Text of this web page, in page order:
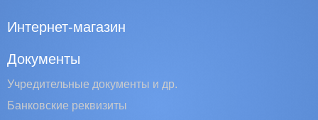
Интернет-магазин
Документы
Учредительные документы и др.
Банковские реквизиты